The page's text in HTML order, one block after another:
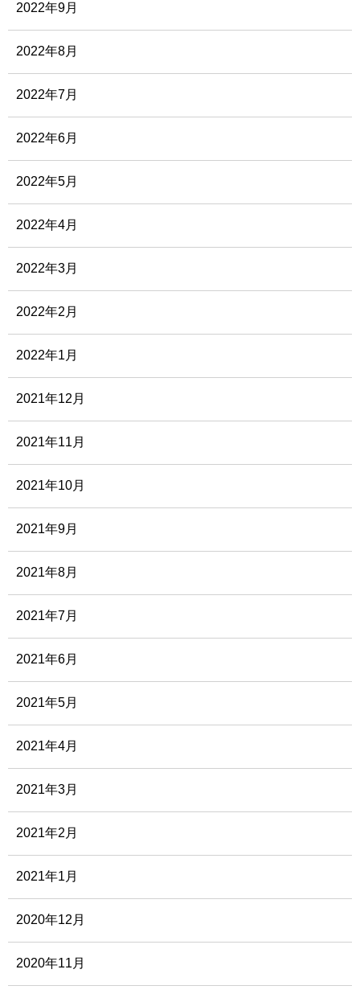
2022年9月
2022年8月
2022年7月
2022年6月
2022年5月
2022年4月
2022年3月
2022年2月
2022年1月
2021年12月
2021年11月
2021年10月
2021年9月
2021年8月
2021年7月
2021年6月
2021年5月
2021年4月
2021年3月
2021年2月
2021年1月
2020年12月
2020年11月